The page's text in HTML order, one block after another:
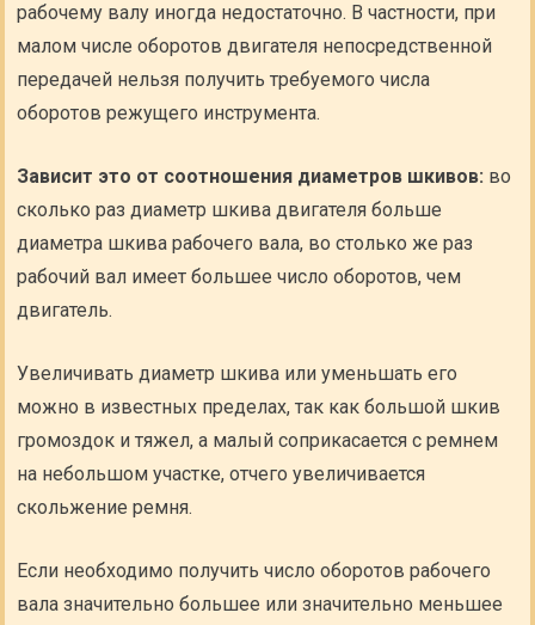
рабочему валу иногда недостаточно. В частности, при
малом числе оборотов двигателя непосредственной
передачей нельзя получить требуемого числа
оборотов режущего инструмента.
Зависит это от соотношения диаметров шкивов: во
сколько раз диаметр шкива двигателя больше
диаметра шкива рабочего вала, во столько же раз
рабочий вал имеет большее число оборотов, чем
двигатель.
Увеличивать диаметр шкива или уменьшать его
можно в известных пределах, так как большой шкив
громоздок и тяжел, а малый соприкасается с ремнем
на небольшом участке, отчего увеличивается
скольжение ремня.
Если необходимо получить число оборотов рабочего
вала значительно большее или значительно меньшее